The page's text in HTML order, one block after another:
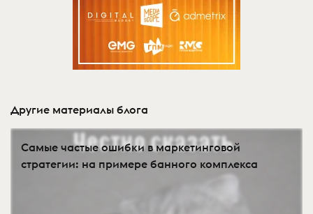
Другие материалы блога
Самые частые ошибки в маркетинговой
стратегии: на примере банного комплекса